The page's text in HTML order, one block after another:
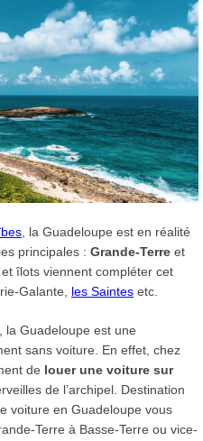
, la Guadeloupe est en réalité
principales : Grande-Terre et
îlots viennent compléter cet
Galante, les Saintes etc.
la Guadeloupe est une
sans voiture. En effet, chez
de louer une voiture sur
de l’archipel. Destination
voiture en Guadeloupe vous
Terre à Basse-Terre ou vice-